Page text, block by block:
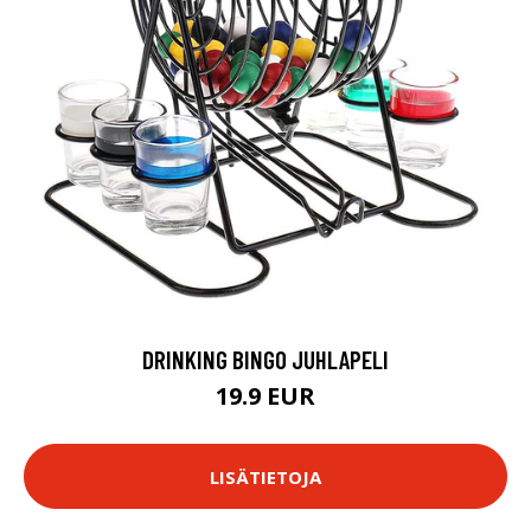
DRINKING BINGO JUHLAPELI
19.9 EUR
LISÄTIETOJA